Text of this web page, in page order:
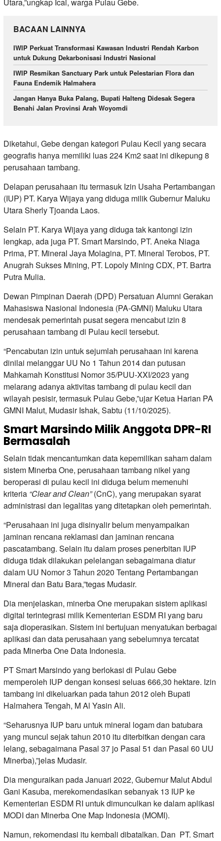
BACAAN LAINNYA
IWIP Perkuat Transformasi Kawasan Industri Rendah Karbon
untuk Dukung Dekarbonisasi Industri Nasional
IWIP Resmikan Sanctuary Park untuk Pelestarian Flora dan
Fauna Endemik Halmahera
Jangan Hanya Buka Palang, Bupati Halteng Didesak Segera
Benahi Jalan Provinsi Arah Woyomdi
Diketahui, Gebe dengan kategori Pulau Kecil yang secara
geografis hanya memiliki luas 224 Km2 saat ini dikepung 8
perusahaan tambang.
Delapan perusahaan itu termasuk Izin Usaha Pertambangan
(IUP) PT. Karya Wijaya yang diduga milik Gubernur Maluku
Utara Sherly Tjoanda Laos.
Selain PT. Karya Wijaya yang diduga tak kantongi izin
lengkap, ada juga PT. Smart Marsindo, PT. Aneka Niaga
Prima, PT. Mineral Jaya Molagina, PT. Mineral Terobos, PT.
Anugrah Sukses Mining, PT. Lopoly Mining CDX, PT. Bartra
Putra Mulia.
Dewan Pimpinan Daerah (DPD) Persatuan Alumni Gerakan
Mahasiswa Nasional Indonesia (PA-GMNI) Maluku Utara
mendesak pemerintah pusat segera mencabut izin 8
perusahaan tambang di Pulau kecil tersebut.
“Pencabutan izin untuk sejumlah perusahaan ini karena
dinilai melanggar UU No 1 Tahun 2014 dan putusan
Mahkamah Konstitusi Nomor 35/PUU-XXI/2023 yang
melarang adanya aktivitas tambang di pulau kecil dan
wilayah pesisir, termasuk Pulau Gebe,”ujar Ketua Harian PA
GMNI Malut, Mudasir Ishak, Sabtu (11/10/2025).
Smart Marsindo Milik Anggota DPR-RI
Bermasalah
Selain tidak mencantumkan data kepemilikan saham dalam
sistem Minerba One, perusahaan tambang nikel yang
beroperasi di pulau kecil ini diduga belum memenuhi
kriteria “Clear and Clean”(CnC), yang merupakan syarat
administrasi dan legalitas yang ditetapkan oleh pemerintah.
“Perusahaan ini juga disinyalir belum menyampaikan
jaminan rencana reklamasi dan jaminan rencana
pascatambang. Selain itu dalam proses penerbitan IUP
diduga tidak dilakukan pelelangan sebagaimana diatur
dalam UU Nomor 3 Tahun 2020 Tentang Pertambangan
Mineral dan Batu Bara,”tegas Mudasir.
Dia menjelaskan, minerba One merupakan sistem aplikasi
digital terintegrasi milik Kementerian ESDM RI yang baru
saja dioperasikan. Sistem ini bertujuan menyatukan berbagai
aplikasi dan data perusahaan yang sebelumnya tercatat
pada Minerba One Data Indonesia.
PT Smart Marsindo yang berlokasi di Pulau Gebe
memperoleh IUP dengan konsesi seluas 666,30 hektare. Izin
tambang ini dikeluarkan pada tahun 2012 oleh Bupati
Halmahera Tengah, M Al Yasin Ali.
“Seharusnya IUP baru untuk mineral logam dan batubara
yang muncul sejak tahun 2010 itu diterbitkan dengan cara
lelang, sebagaimana Pasal 37 jo Pasal 51 dan Pasal 60 UU
Minerba),”jelas Mudasir.
Dia menguraikan pada Januari 2022, Gubernur Malut Abdul
Gani Kasuba, merekomendasikan sebanyak 13 IUP ke
Kementerian ESDM RI untuk dimunculkan ke dalam aplikasi
MODI dan Minerba One Map Indonesia (MOMI).
Namun, rekomendasi itu kembali dibatalkan. Dan PT. Smart